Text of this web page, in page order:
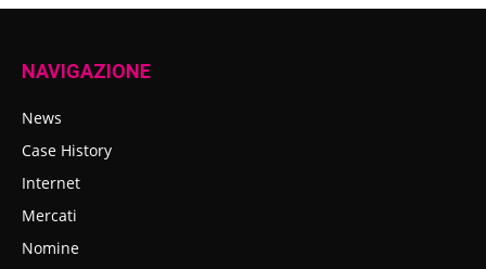
NAVIGAZIONE
News
Case History
Internet
Mercati
Nomine